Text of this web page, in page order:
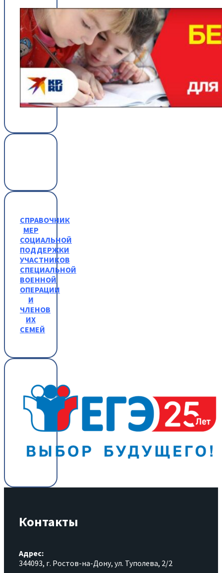
СПРАВОЧНИК
МЕР
СОЦИАЛЬНОЙ
ПОДДЕРЖКИ
УЧАСТНИКОВ
СПЕЦИАЛЬНОЙ
ВОЕННОЙ
ОПЕРАЦИИ
И
ЧЛЕНОВ
ИХ
СЕМЕЙ
Контакты
Адрес:
344093, г. Ростов-на-Дону, ул. Туполева, 2/2